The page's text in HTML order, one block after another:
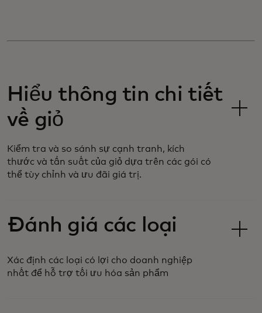
Hiểu thông tin chi tiết
về giỏ
Kiểm tra và so sánh sự cạnh tranh, kích
thước và tần suất của giỏ dựa trên các gói có
thể tùy chỉnh và ưu đãi giá trị.
Đánh giá các loại
Xác định các loại có lợi cho doanh nghiệp
nhất để hỗ trợ tối ưu hóa sản phẩm